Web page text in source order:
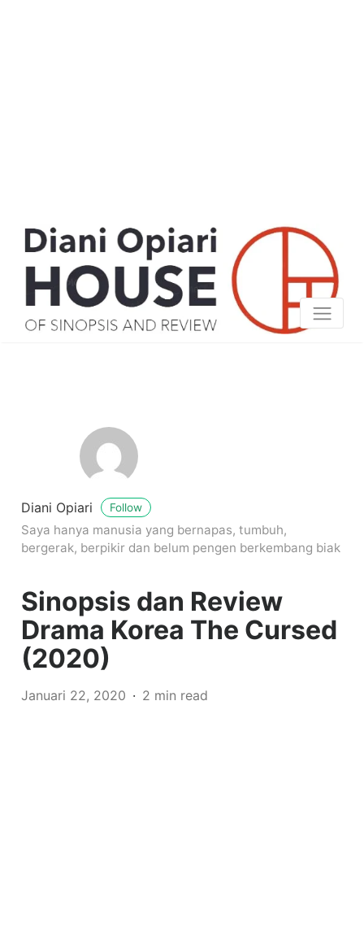
Diani Opiari Follow
Saya hanya manusia yang bernapas, tumbuh,
bergerak, berpikir dan belum pengen berkembang biak
Sinopsis dan Review
Drama Korea The Cursed
(2020)
Januari 22, 2020 2 min read